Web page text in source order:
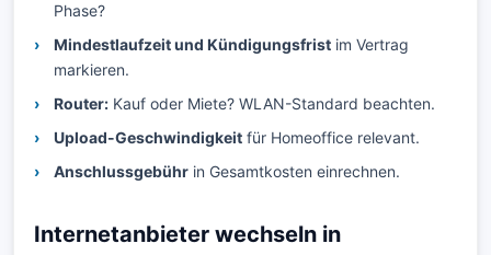
Phase?
Mindestlaufzeit und Kündigungsfrist im Vertrag
markieren.
Router: Kauf oder Miete? WLAN-Standard beachten.
Upload-Geschwindigkeit für Homeoffice relevant.
Anschlussgebühr in Gesamtkosten einrechnen.
Internetanbieter wechseln in